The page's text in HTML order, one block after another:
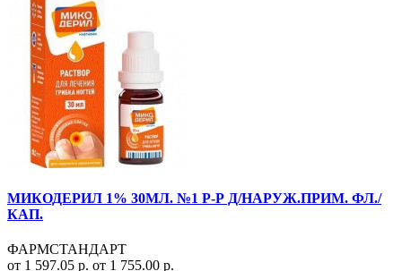
МИКОДЕРИЛ 1% 30МЛ. №1 Р-Р Д/НАРУЖ.ПРИМ. ФЛ./
КАП.
ФАРМСТАНДАРТ
от 1 597.05 р. от 1 755.00 р.